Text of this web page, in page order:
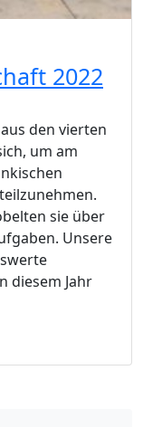
2022
den vierten
um am
sie über
Unsere
diesem Jahr